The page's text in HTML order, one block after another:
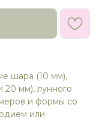
шара (10 мм),
20 мм), лунного
и формы со
или